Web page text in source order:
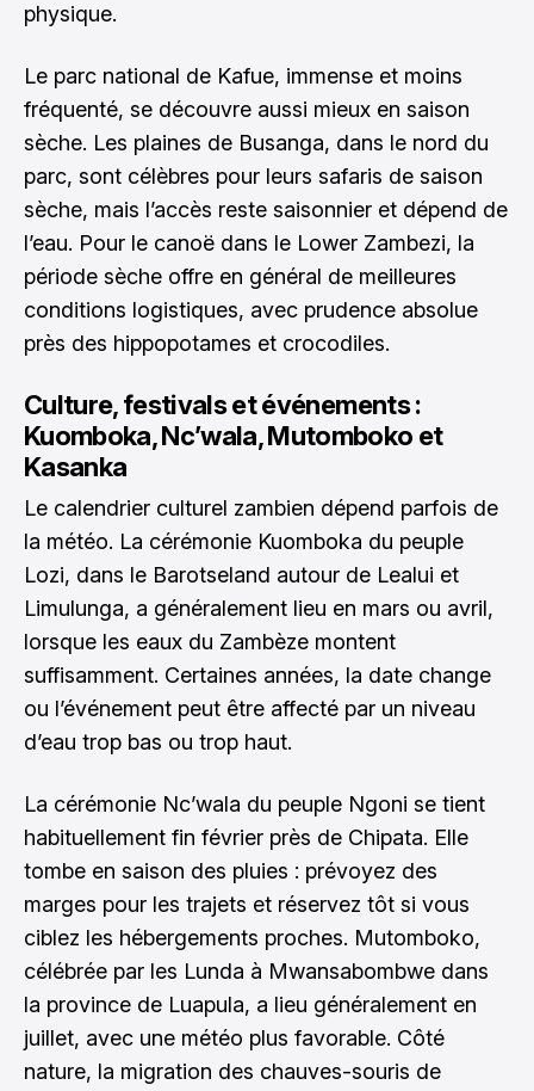
physique.
Le parc national de Kafue, immense et moins
fréquenté, se découvre aussi mieux en saison
sèche. Les plaines de Busanga, dans le nord du
parc, sont célèbres pour leurs safaris de saison
sèche, mais l’accès reste saisonnier et dépend de
l’eau. Pour le canoë dans le Lower Zambezi, la
période sèche offre en général de meilleures
conditions logistiques, avec prudence absolue
près des hippopotames et crocodiles.
Culture, festivals et événements :
Kuomboka, Nc’wala, Mutomboko et
Kasanka
Le calendrier culturel zambien dépend parfois de
la météo. La cérémonie Kuomboka du peuple
Lozi, dans le Barotseland autour de Lealui et
Limulunga, a généralement lieu en mars ou avril,
lorsque les eaux du Zambèze montent
suffisamment. Certaines années, la date change
ou l’événement peut être affecté par un niveau
d’eau trop bas ou trop haut.
La cérémonie Nc’wala du peuple Ngoni se tient
habituellement fin février près de Chipata. Elle
tombe en saison des pluies : prévoyez des
marges pour les trajets et réservez tôt si vous
ciblez les hébergements proches. Mutomboko,
célébrée par les Lunda à Mwansabombwe dans
la province de Luapula, a lieu généralement en
juillet, avec une météo plus favorable. Côté
nature, la migration des chauves-souris de